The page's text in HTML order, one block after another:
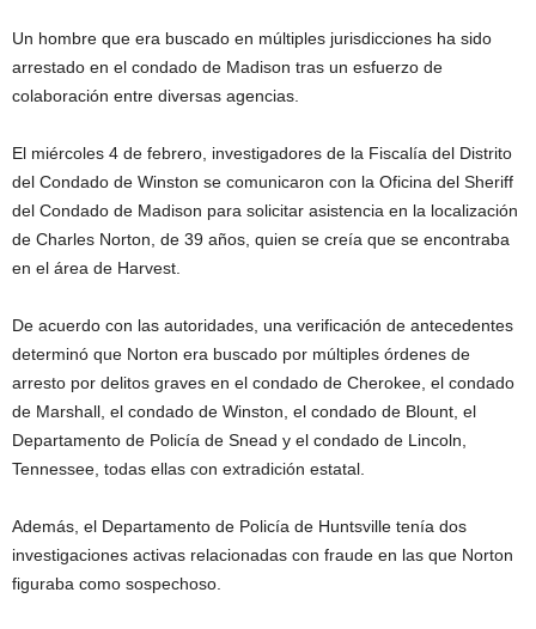
Un hombre que era buscado en múltiples jurisdicciones ha sido
arrestado en el condado de Madison tras un esfuerzo de
colaboración entre diversas agencias.
El miércoles 4 de febrero, investigadores de la Fiscalía del Distrito
del Condado de Winston se comunicaron con la Oficina del Sheriff
del Condado de Madison para solicitar asistencia en la localización
de Charles Norton, de 39 años, quien se creía que se encontraba
en el área de Harvest.
De acuerdo con las autoridades, una verificación de antecedentes
determinó que Norton era buscado por múltiples órdenes de
arresto por delitos graves en el condado de Cherokee, el condado
de Marshall, el condado de Winston, el condado de Blount, el
Departamento de Policía de Snead y el condado de Lincoln,
Tennessee, todas ellas con extradición estatal.
Además, el Departamento de Policía de Huntsville tenía dos
investigaciones activas relacionadas con fraude en las que Norton
figuraba como sospechoso.